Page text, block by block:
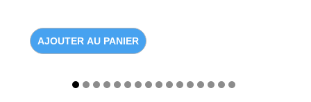
AJOUTER AU PANIER